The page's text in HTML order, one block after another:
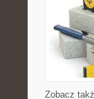
Zobacz